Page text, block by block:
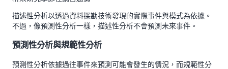
描述性分析以透過資料探勘技術發現的實際事件與模式為依據。
不過，像預測性分析一樣，描述性分析不會預測未來事件。
預測性分析與規範性分析
預測性分析依據過往事件來預測可能會發生的情況，而規範性分